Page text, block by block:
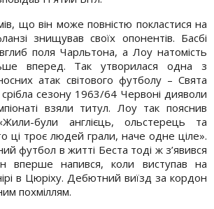
що він може повністю покластися на
знищував своїх опонентів. Басбі
поля Чарльтона, а Лоу натомість
вперед. Так утворилася одна з
атак світового футболу – Свята
сезону 1963/64 Червоні дияволи
взяли титул. Лоу так пояснив
були англієць, ольстерець та
ці троє людей грали, наче одне ціле».
футбол в житті Беста тоді ж з’явився
вперше напився, коли виступав на
в Цюріху. Дебютний виїзд за кордон
похміллям.